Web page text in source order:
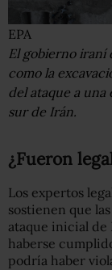
EPA
El gobierno iraní
como la
del ataque a una
sur de Irán.
¿Fueron
Los expertos
sostienen que
ataque inicial de
haberse
podría haber